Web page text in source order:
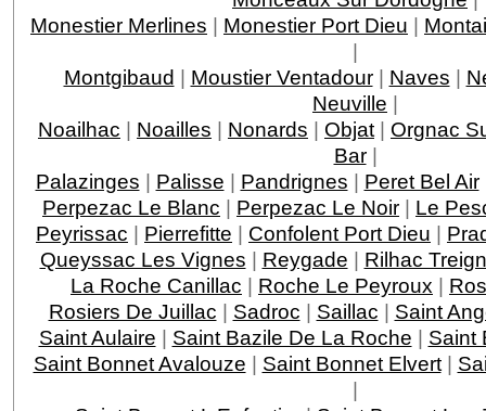
Monestier Merlines | Monestier Port Dieu |
|
Montgibaud | Moustier Ventadour| Naves |
Neuville |
Noailhac | Noailles | Nonards | Objat | Orgnac
Bar|
Palazinges | Palisse | Pandrignes | Peret Bel Air
Perpezac Le Blanc | Perpezac Le Noir | Le
Peyrissac | Pierrefitte | Confolent Port Dieu |
Queyssac Les Vignes | Reygade | Rilhac
La Roche Canillac | Roche Le Peyroux |
Rosiers De Juillac | Sadroc | Saillac | Saint
Saint Aulaire | Saint Bazile De La Roche | Saint
Saint Bonnet Avalouze | Saint Bonnet Elvert|
|